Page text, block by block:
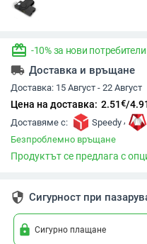
redeem -10% за нови
local_shipping Доставка и връщане
Доставка: 15 Август - 22 Август
Цена на доставка: 2.51€/
Доставяме с: Speedy ,
Безпроблемно връщане
Продуктът се предлага с
security Сигурност при
lock Сигурно плащане